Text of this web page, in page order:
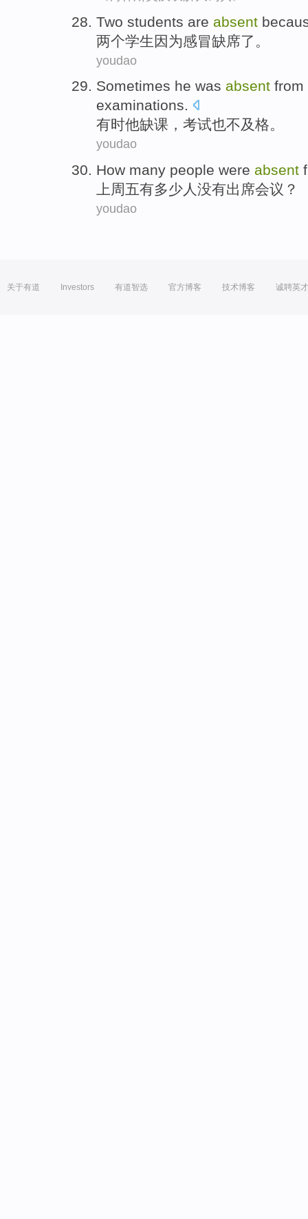
Two students are absent
两个学生因为感冒缺席了。
youdao
Sometimes he was absent from
examinations.
有时他缺课，考试也不及格。
youdao
How many people were absent
上周五有多少人没有出席会议？
youdao
关于有道 Investors 有道智选 官方博客 技术博客 诚聘英才